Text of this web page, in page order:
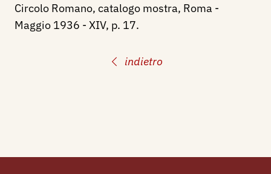
indietro
Circolo Romano, catalogo mostra, Roma -
Maggio 1936 - XIV, p. 17.